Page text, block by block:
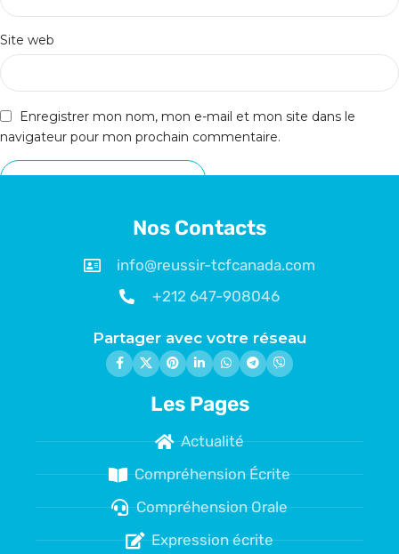
Site web
Enregistrer mon nom, mon e-mail et mon site dans le
navigateur pour mon prochain commentaire.
Nos Contacts
info@reussir-tcfcanada.com
+212 647-908046
Partager avec votre réseau
Les Pages
Actualité
Compréhension Écrite
Compréhension Orale
Expression écrite